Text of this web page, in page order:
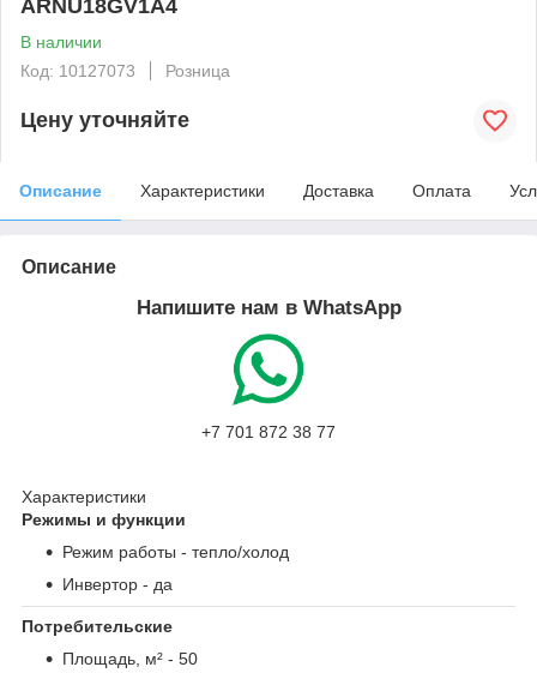
ARNU18GV1A4
В наличии
Код: 10127073
Розница
Цену уточняйте
Описание Характеристики Доставка Оплата
Описание
Напишите нам в WhatsApp
+7 701 872 38 77
Характеристики
Режимы и функции
Режим работы - тепло/холод
Инвертор - да
Потребительские
Площадь, м² - 50